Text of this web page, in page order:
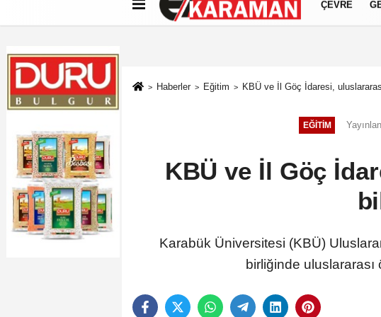
Künye İletişim Çerez Politikası Gizlilik İlkeleri
ÇEVRE
Haberler Eğitim KBÜ ve İl Göç İdaresi,
EĞITIM
KBÜ ve İl Göç
Karabük Üniversitesi (KBÜ)
birliğinde